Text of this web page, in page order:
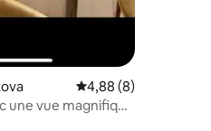
Évaluation moyenne
4,88 (8)
une vue magnifique